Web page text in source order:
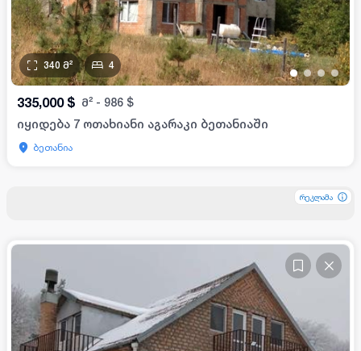
••••
340 მ² 4
335,000 $ მ² - 986 $
იყიდება 7 ოთახიანი აგარაკი ბეთანიაში
ბეთანია
რეკლამა
რეკლამა
რეკლამა